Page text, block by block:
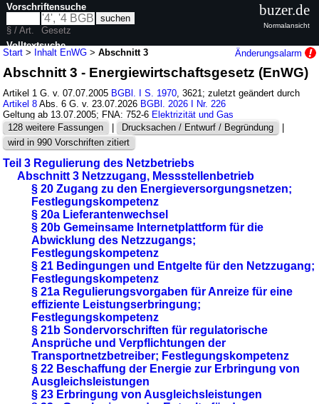
Start > Inhalt EnWG >Abschnitt 3 Änderungsalarm
Abschnitt 3 - Energiewirtschaftsgesetz (EnWG)
Artikel 1 G. v. 07.07.2005 BGBl. I S. 1970 , 3621; zuletzt geändert durch
Artikel 8 Abs. 6 G. v. 23.07.2026 BGBl. 2026 I Nr. 226
Geltung ab 13.07.2005; FNA: 752-6 Elektrizität und Gas
128 weitere Fassungen
| Drucksachen / Entwurf / Begründung
|
wird in 990 Vorschriften zitiert
Teil 3 Regulierung des Netzbetriebs
Abschnitt 3 Netzzugang, Messstellenbetrieb
§ 20 Zugang zu den Energieversorgungsnetzen;
Festlegungskompetenz
§ 20a Lieferantenwechsel
§ 20b Gemeinsame Internetplattform für die
Abwicklung des Netzzugangs;
Festlegungskompetenz
§ 21 Bedingungen und Entgelte für den Netzzugang;
Festlegungskompetenz
§ 21a Regulierungsvorgaben für Anreize für eine
effiziente Leistungserbringung;
Festlegungskompetenz
§ 21b Sondervorschriften für regulatorische
Ansprüche und Verpflichtungen der
Transportnetzbetreiber; Festlegungskompetenz
§ 22 Beschaffung der Energie zur Erbringung von
Ausgleichsleistungen
§ 23 Erbringung von Ausgleichsleistungen
Vorschriftensuche
§ / Art.
Gesetz
Volltextsuche
nur in EnWG
buzer.de
Normalansicht